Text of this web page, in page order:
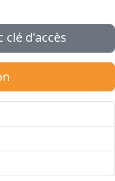
clé d'accès